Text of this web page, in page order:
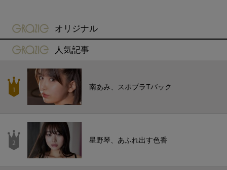
gravure-grazie
オリジナル
gravure-grazie
人気記事
南あみ、スポブラTバック
星野琴、あふれ出す色香